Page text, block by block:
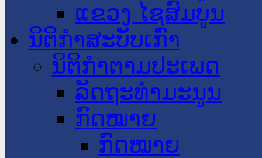
ແຂວງ ໄຊສົມບູນ
ນິຕິກໍາສະບັບເກົ່າ
ນິຕິກຳຕາມປະເພດ
ລັດຖະທໍາມະນູນ
ກົດໝາຍ
ກົດໝາຍ